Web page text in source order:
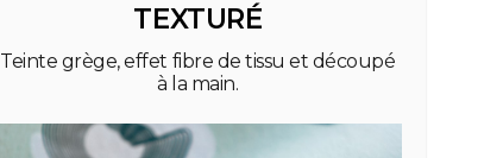
TEXTURÉ
Teinte grège, effet fibre de tissu et découpé
à la main.